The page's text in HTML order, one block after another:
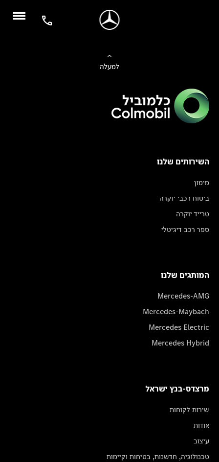
למעלה
השירותים שלנו
מימון
ביטוח רכבי יוקרה
טרייד יוקרה
ספר רכב דיגיטלי
המותגים שלנו
Mercedes-AMG
Mercedes-Maybach
Mercedes Electric
Mercedes Hybrid
מרצדס-בנץ ישראל
שירות לקוחות
אודות
עיצוב
טכנולוגיה, חדשנות, בטיחות וקיימות